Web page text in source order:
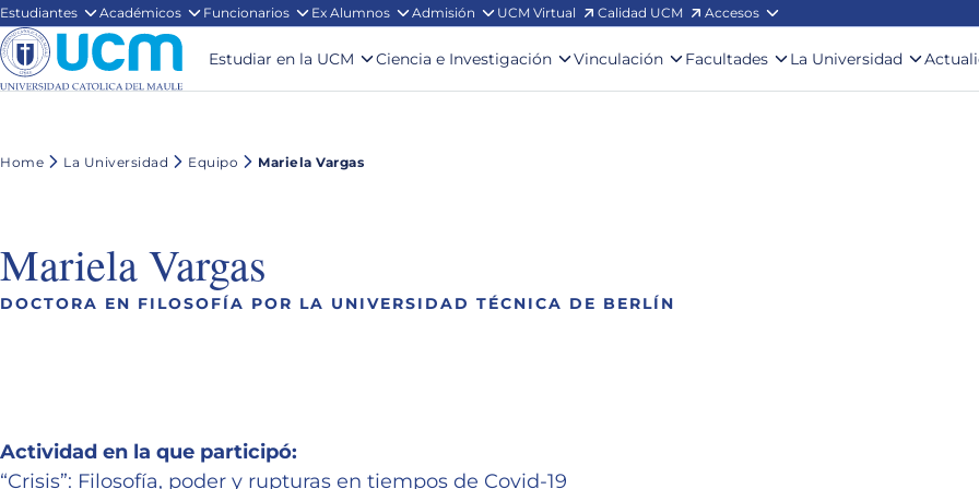
Estudiantes Académicos Funcionarios Ex Alumnos Admisión UCM Virtual Calidad UCM Accesos
Estudiar en la UCM Ciencia e Investigación Vinculación Facultades La Universidad
Home La Universidad Equipo Mariela Vargas
Mariela Vargas
DOCTORA EN FILOSOFÍA POR LA UNIVERSIDAD TÉCNICA DE BERLÍN
Actividad en la que participó:
“Crisis”: Filosofía, poder y rupturas en tiempos de Covid-19